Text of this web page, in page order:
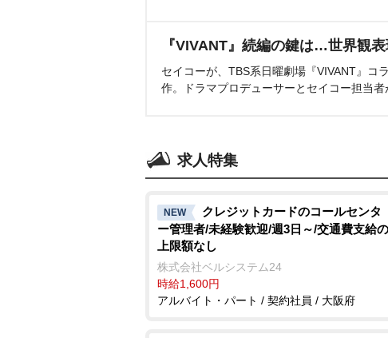
『VIVANT』続編の鍵は…世界観
セイコーが、TBS系日曜劇場『VIVANT』コ
作。ドラマプロデューサーとセイコー担当者
求人特集
NEW
クレジットカードのコールセンタ
ー管理者/未経験歓迎/週3日～/交通費支給の
上限額なし
株式会社ベルシステム24
時給1,600円
アルバイト・パート / 契約社員 / 大阪府